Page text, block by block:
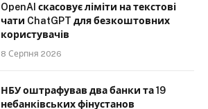
OpenAI скасовує ліміти на текстові
чати ChatGPT для безкоштовних
користувачів
8 Серпня 2026
НБУ оштрафував два банки та 19
небанківських фінустанов